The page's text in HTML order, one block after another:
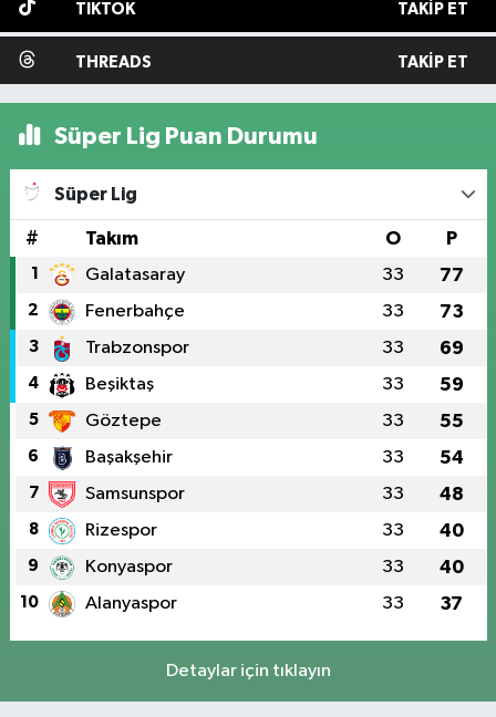
TIKTOK TAKIP ET
THREADS TAKIP ET
Süper Lig Puan Durumu
Süper Lig
# Takım O P
1 Galatasaray 33 77
2 Fenerbahçe 33 73
3 Trabzonspor 33 69
4 Beşiktaş 33 59
5 Göztepe 33 55
6 Başakşehir 33 54
7 Samsunspor 33 48
8 Rizespor 33 40
9 Konyaspor 33 40
10 Alanyaspor 33 37
Detaylar için tıklayın